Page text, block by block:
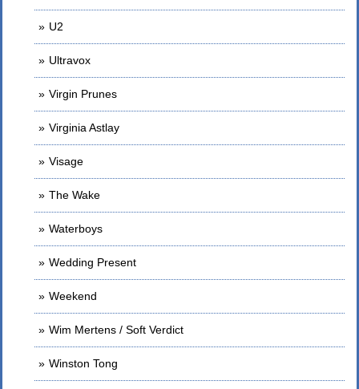
U2
Ultravox
Virgin Prunes
Virginia Astlay
Visage
The Wake
Waterboys
Wedding Present
Weekend
Wim Mertens / Soft Verdict
Winston Tong